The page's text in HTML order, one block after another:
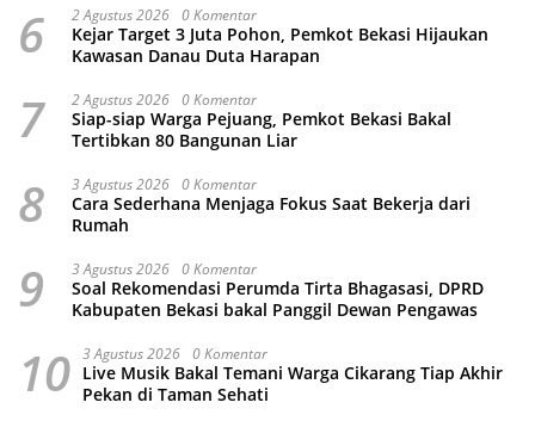
6 2 Agustus 2026 0 Komentar
Kejar Target 3 Juta Pohon, Pemkot Bekasi Hijaukan
Kawasan Danau Duta Harapan
7 2 Agustus 2026 0 Komentar
Siap-siap Warga Pejuang, Pemkot Bekasi Bakal
Tertibkan 80 Bangunan Liar
8 3 Agustus 2026 0 Komentar
Cara Sederhana Menjaga Fokus Saat Bekerja dari
Rumah
9 3 Agustus 2026 0 Komentar
Soal Rekomendasi Perumda Tirta Bhagasasi, DPRD
Kabupaten Bekasi bakal Panggil Dewan Pengawas
10 3 Agustus 2026 0 Komentar
Live Musik Bakal Temani Warga Cikarang Tiap Akhir
Pekan di Taman Sehati